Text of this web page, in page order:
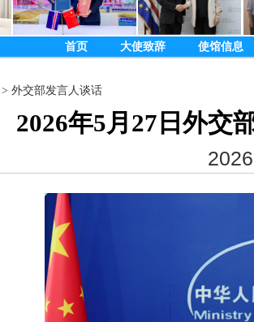
首页 大使致辞 使馆信息
> 外交部发言人谈话
2026年5月27日外交